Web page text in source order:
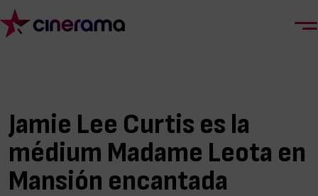
Jamie Lee Curtis es la
médium Madame Leota en
Mansión encantada